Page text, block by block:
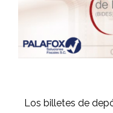
Los billetes de